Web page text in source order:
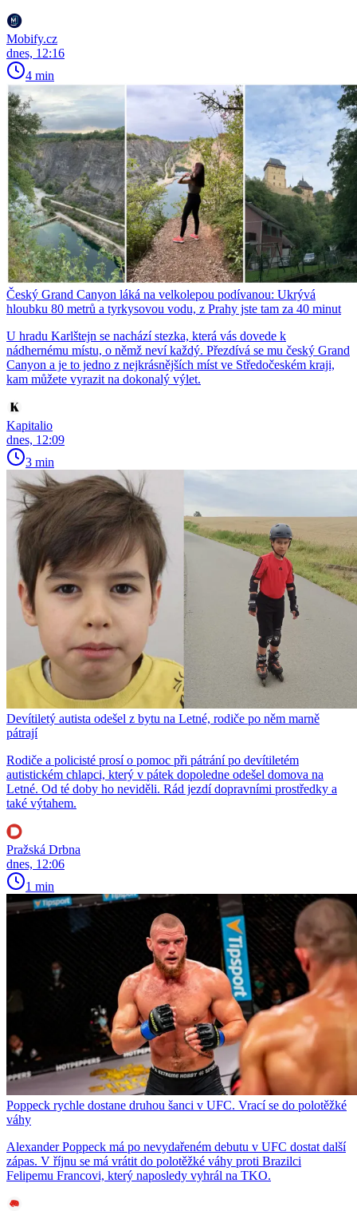
Mobify.cz
dnes, 12:16
4 min
Český Grand Canyon láká na velkolepou podívanou: Ukrývá
hloubku 80 metrů a tyrkysovou vodu, z Prahy jste tam za 40 minut
U hradu Karlštejn se nachází stezka, která vás dovede k
nádhernému místu, o němž neví každý. Přezdívá se mu český Grand
Canyon a je to jedno z nejkrásnějších míst ve Středočeském kraji,
kam můžete vyrazit na dokonalý výlet.
Kapitalio
dnes, 12:09
3 min
Devítiletý autista odešel z bytu na Letné, rodiče po něm marně
pátrají
Rodiče a policisté prosí o pomoc při pátrání po devítiletém
autistickém chlapci, který v pátek dopoledne odešel domova na
Letné. Od té doby ho neviděli. Rád jezdí dopravními prostředky a
také výtahem.
Pražská Drbna
dnes, 12:06
1 min
Poppeck rychle dostane druhou šanci v UFC. Vrací se do polotěžké
váhy
Alexander Poppeck má po nevydařeném debutu v UFC dostat další
zápas. V říjnu se má vrátit do polotěžké váhy proti Brazilci
Felipemu Francovi, který naposledy vyhrál na TKO.